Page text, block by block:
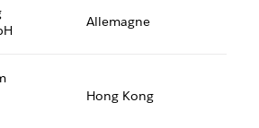
Allemagne
Hong Kong